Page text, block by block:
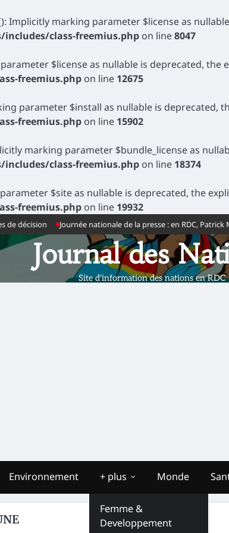
Implicitly marking parameter $license as
class-freemius.php on line8047
$license as nullable is deprecated,
freemius.php on line 12675
parameter $install as nullable is deprecated,
freemius.php on line 15902
marking parameter $bundle_license as
class-freemius.php on line 18374
$site as nullable is deprecated, the
freemius.php on line 19932
nationale de la presse : en RDC, Patrick Muyaya appelle les
Journal des
Site d'information des nations en RDC
Environnement + plus
Femme &
Developpement
Monde